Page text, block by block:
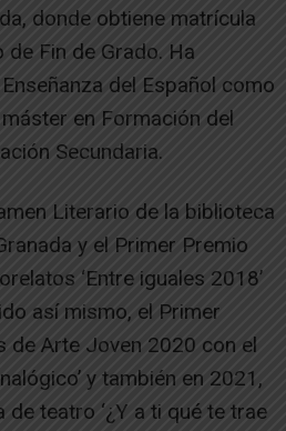
donde obtiene matrícula
Fin de Grado. Ha
del Español como
en Formación del
Secundaria.
Literario de la biblioteca
y el Primer Premio
‘Entre iguales 2018’
así mismo, el Primer
de Arte Joven 2020 con el
y también en 2021,
teatro ‘¿Y a ti qué te trae